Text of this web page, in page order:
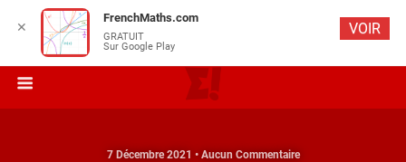
7 Décembre 2021 • Aucun Commentaire
✕
FrenchMaths.com
GRATUIT
Sur Google Play
VOIR